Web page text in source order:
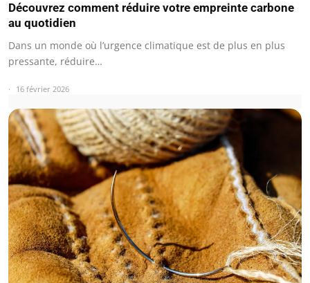
Découvrez comment réduire votre empreinte carbone
au quotidien
Dans un monde où l’urgence climatique est de plus en plus
pressante, réduire…
16 février 2026